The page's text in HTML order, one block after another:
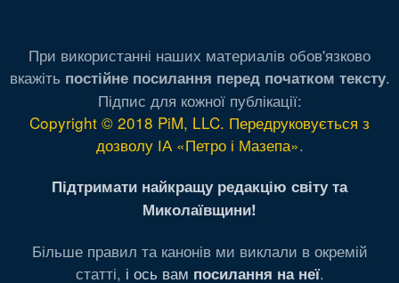
При використанні наших материалів обов'язково
вкажіть постійне посилання перед початком тексту.
Підпис для кожної публікації:
Copyright © 2018 PiM, LLC. Передруковується з
дозволу ІА «Петро і Мазепа».
Підтримати найкращу редакцію світу та
Миколаївщини!
Більше правил та канонів ми виклали в окремій
статті, і ось вам посилання на неї.